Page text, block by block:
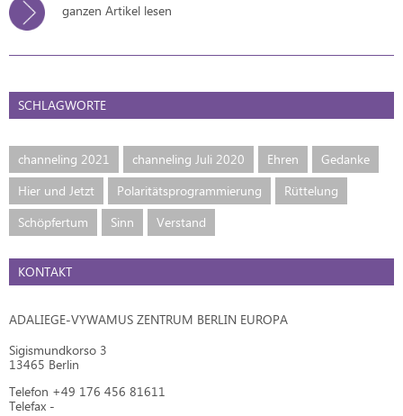
ganzen Artikel lesen
SCHLAGWORTE
channeling 2021 channeling Juli 2020 Ehren
Gedanke
Hier und Jetzt
Polaritätsprogrammierung
Rüttelung
Schöpfertum
Sinn Verstand
KONTAKT
ADALIEGE-VYWAMUS ZENTRUM BERLIN EUROPA
Sigismundkorso 3
13465 Berlin
Telefon +49 176 456 81611
Telefax -